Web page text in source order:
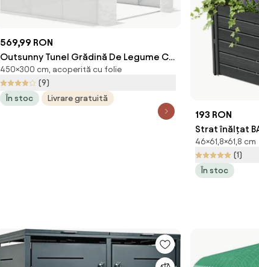
569,99 RON
Outsunny Tunel Grădină De Legume Cu
Seră Cu 6 Ferestre Și Ușă Rulantă,
4.5x3m, Alb | Aosom Romania
450×300 cm, acoperită cu folie
(9)
În stoc
Livrare gratuită
193 RON
Strat înălțat
antracit
46×61,8×61,8 cm
(1)
În stoc